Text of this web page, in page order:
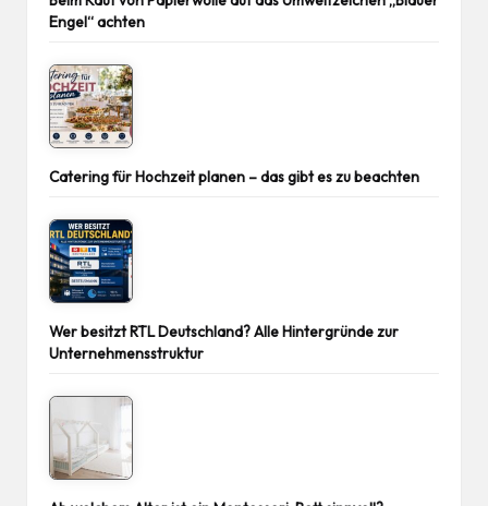
Engel“ achten
Catering für Hochzeit planen – das gibt es zu beachten
Wer besitzt RTL Deutschland? Alle Hintergründe zur
Unternehmensstruktur